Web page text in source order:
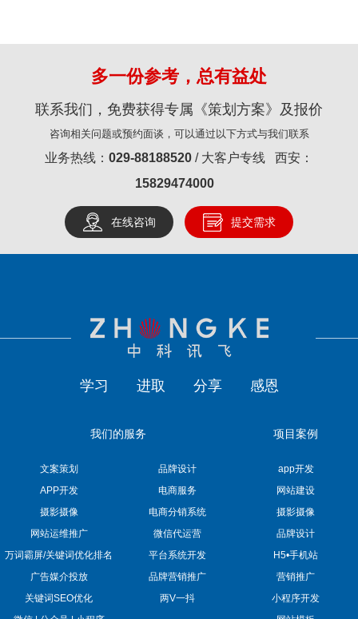
多一份参考，总有益处
联系我们，免费获得专属《策划方案》及报价
咨询相关问题或预约面谈，可以通过以下方式与我们联系
业务热线： 029-88188520 / 大客户专线 西安：
15829474000
在线咨询 提交需求
学习 进取 分享 感恩
我们的服务
文案策划
品牌设计
APP开发
电商服务
摄影摄像
电商分销系统
网站运维推广
微信代运营
万词霸屏/关键词优化排名
平台系统开发
广告媒介投放
品牌营销推广
关键词SEO优化
两V一抖
项目案例
app开发
网站建设
摄影摄像
品牌设计
H5•手机站
营销推广
小程序开发